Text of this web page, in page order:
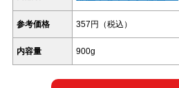
参考価格 357円（税込）
内容量 900g